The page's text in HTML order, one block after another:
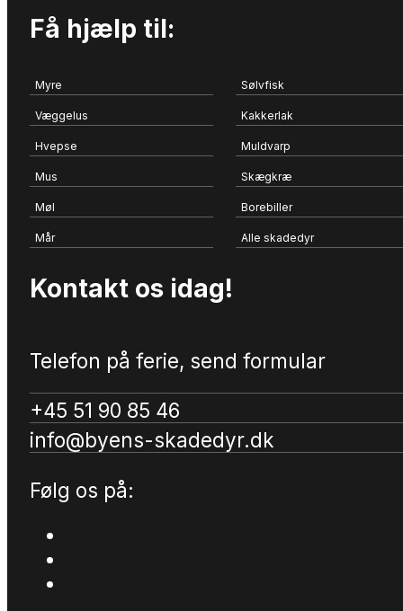
Få hjælp til:
Myre Sølvfisk
Væggelus Kakkerlak
Hvepse Muldvarp
Mus Skægkræ
Møl Borebiller
Mår Alle skadedyr
Kontakt os idag!
Telefon på ferie, send formular
+45 51 90 85 46
info@byens-skadedyr.dk
Følg os på: